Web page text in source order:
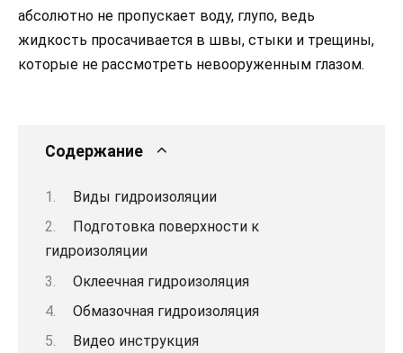
абсолютно не пропускает воду, глупо, ведь
жидкость просачивается в швы, стыки и трещины,
которые не рассмотреть невооруженным глазом.
Содержание
Виды гидроизоляции
Подготовка поверхности к
гидроизоляции
Оклеечная гидроизоляция
Обмазочная гидроизоляция
Видео инструкция